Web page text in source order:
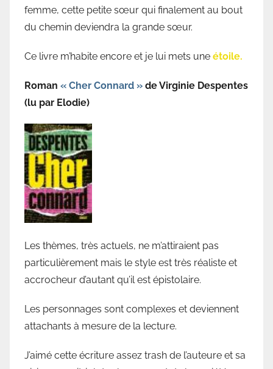
femme, cette petite sœur qui finalement au bout
du chemin deviendra la grande sœur.
Ce livre m’habite encore et je lui mets une étoile.
Roman « Cher Connard » de Virginie Despentes
(lu par Elodie)
Les thèmes, très actuels, ne m’attiraient pas
particulièrement mais le style est très réaliste et
accrocheur d’autant qu’il est épistolaire.
Les personnages sont complexes et deviennent
attachants à mesure de la lecture.
J’aimé cette écriture assez trash de l’auteure et sa